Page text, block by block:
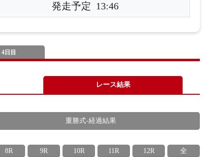
発走予定 13:46
4日目
レース結果
重勝式-経過結果
8R 9R 10R 11R 12R 全